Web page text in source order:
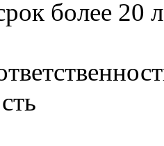
более 20